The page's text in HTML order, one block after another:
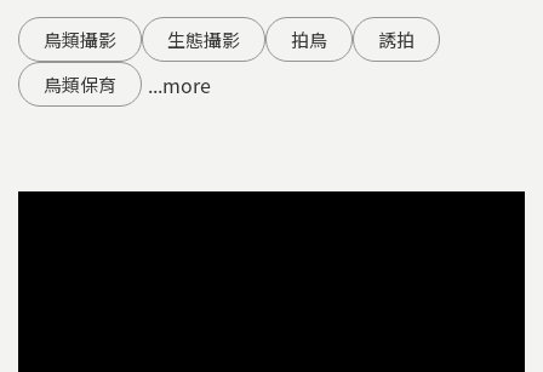
鳥類攝影 生態攝影 拍鳥
誘拍
鳥類保育
...more